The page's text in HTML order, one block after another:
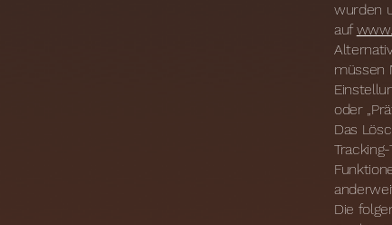
wurden
auf
müssen
oder
Das
Die